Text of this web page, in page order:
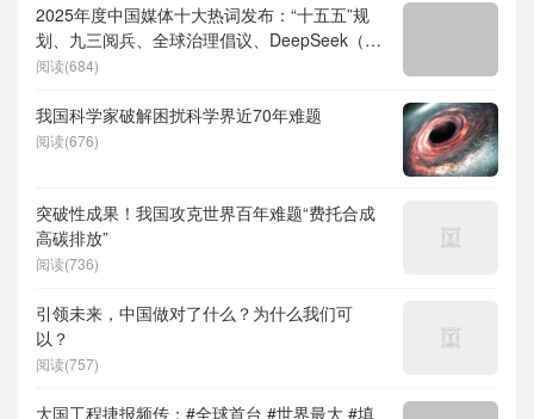
2025年度中国媒体十大热词发布：“十五五”规
划、九三阅兵、全球治理倡议、DeepSeek（深
度求索）、人形机器人、苏超、票根经济、育
阅读(684)
我国科学家破解困扰科学界近70年难题
阅读(676)
突破性成果！我国攻克世界百年难题“费托合成
高碳排放”
阅读(736)
引领未来，中国做对了什么？为什么我们可
以？
阅读(757)
大国工程捷报频传：#全球首台 #世界最大 #填